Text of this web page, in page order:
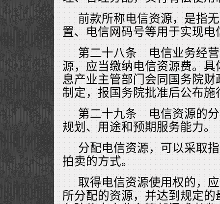
前款所称电信资源，是指
置、电信网码号等用于实现
第二十八条 电信业务经
源，应当缴纳电信资源费。
息产业主管部门会同国务院
制定，报国务院批准后公布施
第二十九条 电信资源的
规划、用途和预期服务能力。
分配电信资源，可以采取
拍卖的方式。
取得电信资源使用权的，
所分配的资源，并达到规定